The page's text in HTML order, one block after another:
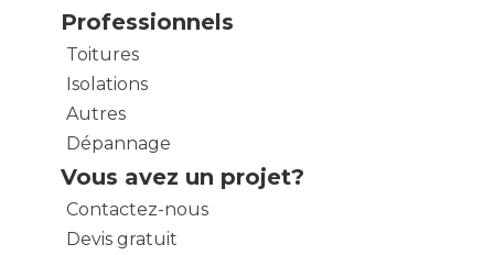
Professionnels
Toitures
Isolations
Autres
Dépannage
Vous avez un projet?
Contactez-nous
Devis gratuit